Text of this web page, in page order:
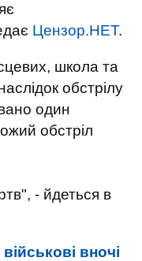
Цензор.НЕТ.
школа та
обстрілу
один
обстріл
- йдеться в
вночі